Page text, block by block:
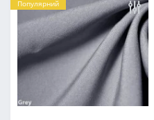
Популярний